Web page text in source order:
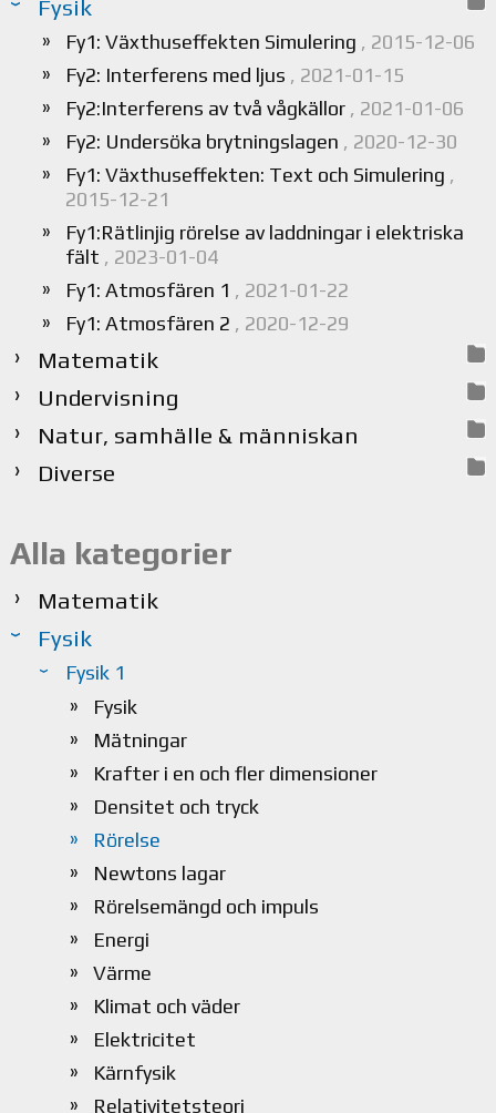
Fysik
Fy1: Växthuseffekten Simulering , 2015-12-06
Fy2: Interferens med ljus , 2021-01-15
Fy2:Interferens av två vågkällor , 2021-01-06
Fy2: Undersöka brytningslagen , 2020-12-30
Fy1: Växthuseffekten: Text och Simulering ,
2015-12-21
Fy1:Rätlinjig rörelse av laddningar i elektriska
fält , 2023-01-04
Fy1: Atmosfären 1 , 2021-01-22
Fy1: Atmosfären 2 , 2020-12-29
Matematik
Undervisning
Natur, samhälle & människan
Diverse
Alla kategorier
Matematik
Fysik
Fysik 1
Fysik
Mätningar
Krafter i en och fler dimensioner
Densitet och tryck
Rörelse
Newtons lagar
Rörelsemängd och impuls
Energi
Värme
Klimat och väder
Elektricitet
Kärnfysik
Relativitetsteori